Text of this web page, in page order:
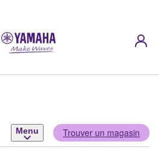
Menu Trouver un magasin